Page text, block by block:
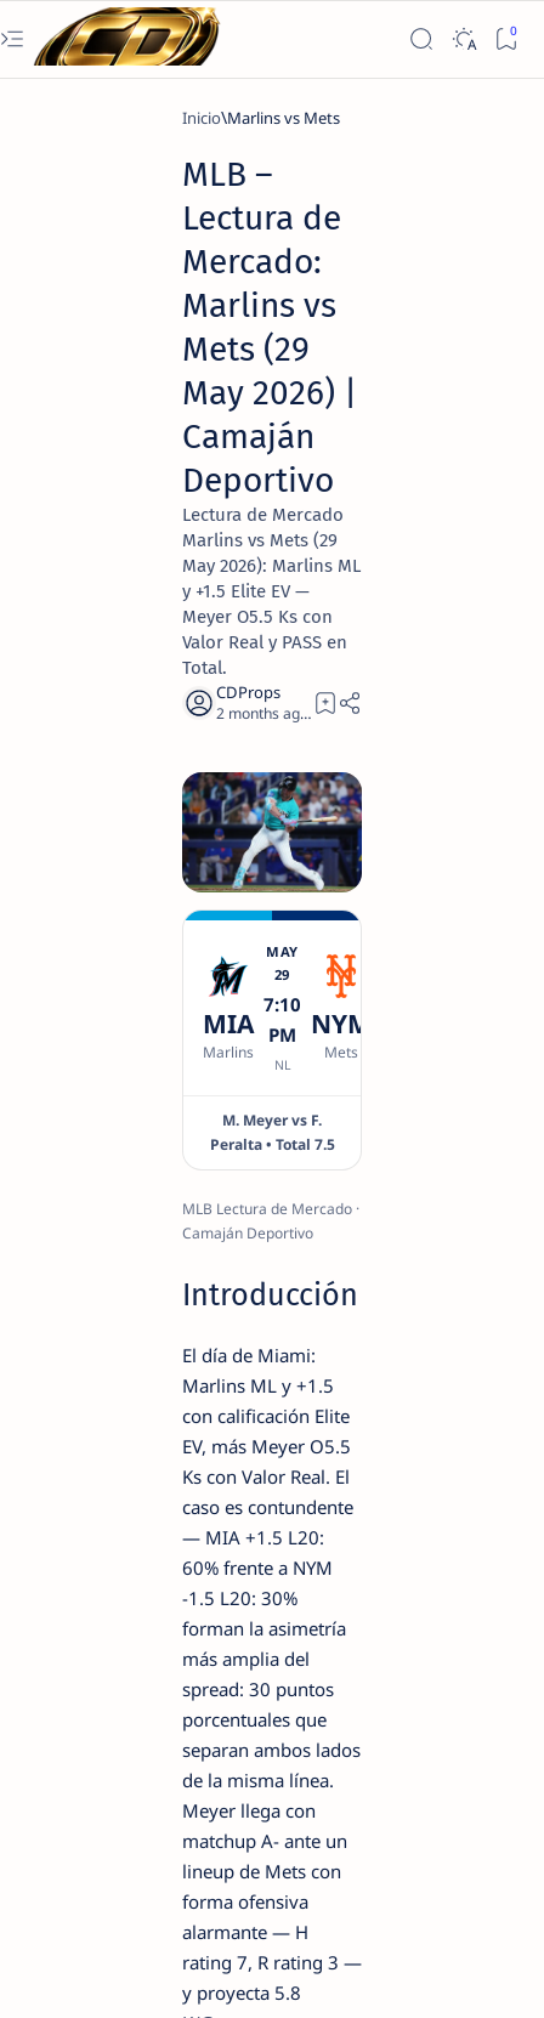
Inicio Marlins vs Mets
MLB –
Lectura de
Mercado:
Marlins vs
Mets (29
May 2026) |
Camaján
Deportivo
Lectura de Mercado
Marlins vs Mets (29
May 2026): Marlins ML
y +1.5 Elite EV —
Meyer O5.5 Ks con
Valor Real y PASS en
Total.
2 months ago 8
MIA
Marlins
MAY
29
7:10
PM
NL
NYM
Mets
M. Meyer vs F.
Peralta • Total 7.5
MLB Lectura de Mercado ·
Camaján Deportivo
Introducción
El día de Miami:
Marlins ML y +1.5
con calificación Elite
EV, más Meyer O5.5
Ks con Valor Real. El
caso es contundente
— MIA +1.5 L20:
60% frente a NYM
-1.5 L20: 30%
forman la asimetría
más amplia del
spread: 30 puntos
porcentuales que
separan ambos lados
de la misma línea.
Meyer llega con
matchup A- ante un
lineup de Mets con
forma ofensiva
alarmante — H
rating 7, R rating 3 —
y proyecta 5.8